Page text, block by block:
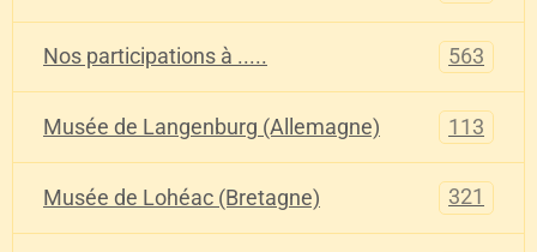
Nos participations à ..... 563
Musée de Langenburg (Allemagne) 113
Musée de Lohéac (Bretagne) 321